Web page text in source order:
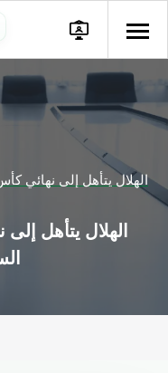
الهلال يتأهل إلى نهائي
الهلال يتأهل